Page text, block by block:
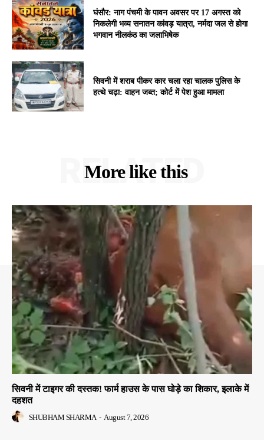
घंसौर: नाग पंचमी के पावन अवसर पर 17 अगस्त को
निकलेगी भव्य सनातन कांवड़ यात्रा, नर्मदा जल से होगा
भगवान नीलकंठ का जलाभिषेक
सिवनी में शराब पीकर कार चला रहा चालक पुलिस के
हत्थे चढ़ा: वाहन जब्त; कोर्ट में पेश हुआ मामला
More like this
RELATED
सिवनी में टाइगर की दस्तक! फार्म हाउस के पास घोड़े का शिकार, इलाके में
दहशत
SHUBHAM SHARMA - August 7, 2026